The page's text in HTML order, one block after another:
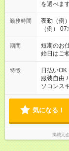
を選べま
勤務時間
夜勤（例
（例）
20:00※遅
あれば調
なります
ください
期間
短期のお
始日はご
特徴 日払いOK
服装自由 /
ソコンス
気になる！
掲載元